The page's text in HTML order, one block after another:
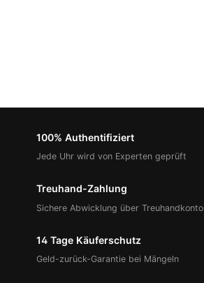
100% Authentifiziert
Jede Uhr wird von Experten geprüft
Treuhand-Zahlung
Sichere Abwicklung über Treuhandkonto
14 Tage Käuferschutz
Geld-zurück-Garantie bei Mängeln